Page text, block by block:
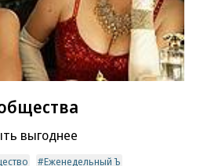
выгоднее
Еженедельный Ъ